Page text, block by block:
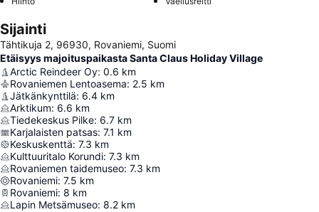
Sijainti
Tähtikuja 2, 96930, Rovaniemi, Suomi
Etäisyys majoituspaikasta Santa Claus Holiday Village
Arctic Reindeer Oy: 0.6 km
Rovaniemen Lentoasema: 2.5 km
Jätkänkynttilä: 6.4 km
Arktikum: 6.6 km
Tiedekeskus Pilke: 6.7 km
Karjalaisten patsas: 7.1 km
Keskuskenttä: 7.3 km
Kulttuuritalo Korundi: 7.3 km
Rovaniemen taidemuseo: 7.3 km
Rovaniemi: 7.5 km
Rovaniemi: 8 km
Lapin Metsämuseo: 8.2 km